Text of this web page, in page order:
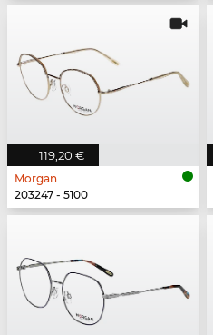
119,20 €
Morgan
203247 - 5100